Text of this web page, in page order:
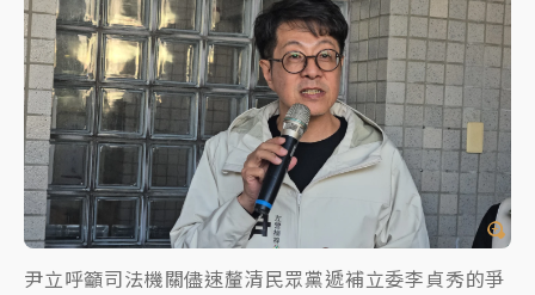
尹立呼籲司法機關儘速釐清民眾黨遞補立委李貞秀的爭